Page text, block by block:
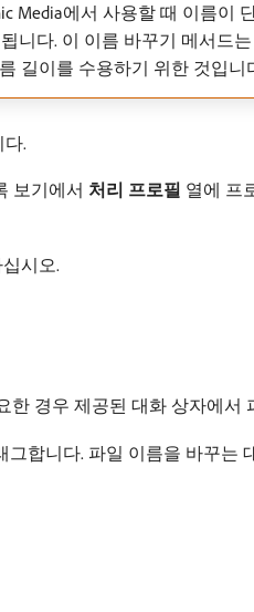
Media에서 사용할 때 이름이
니다. 이 이름 바꾸기 메서드
길이를 수용하기 위한 것입니
.
보기에서 처리 프로필 열에 프
시오.
한 경우 제공된 대화 상자에서
합니다. 파일 이름을 바꾸는